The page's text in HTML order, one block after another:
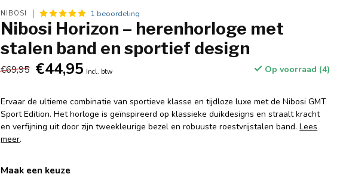
NIBOSI 1 beoordeling
Nibosi Horizon – herenhorloge met
stalen band en sportief design
€69,95 €44,95 Incl. btw Op voorraad (4)
Ervaar de ultieme combinatie van sportieve klasse en tijdloze luxe met de Nibosi GMT
Sport Edition. Het horloge is geïnspireerd op klassieke duikdesigns en straalt kracht
en verfijning uit door zijn tweekleurige bezel en robuuste roestvrijstalen band.Lees
meer.
Maak een keuze